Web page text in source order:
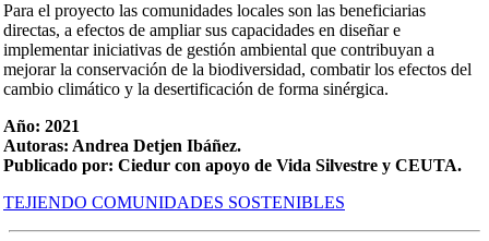
Para el proyecto las comunidades locales son las beneficiarias
directas, a efectos de ampliar sus capacidades en diseñar e
implementar iniciativas de gestión ambiental que contribuyan a
mejorar la conservación de la biodiversidad, combatir los efectos del
cambio climático y la desertificación de forma sinérgica.
Año: 2021
Autoras: Andrea Detjen Ibáñez.
Publicado por: Ciedur con apoyo de Vida Silvestre y CEUTA.
TEJIENDO COMUNIDADES SOSTENIBLES